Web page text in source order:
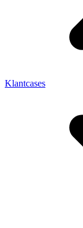
Klantcases